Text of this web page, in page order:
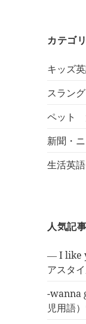
カテゴ
キッズ
スラン
ペット
新聞・
生活英語
人気記事
― I like
アスタ
-wanna
児用語